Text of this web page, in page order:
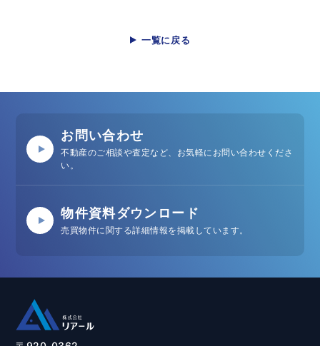
一覧に戻る
お問い合わせ
不動産のご相談や査定など、お気軽にお問い合わせくださ
い。
物件資料ダウンロード
売買物件に関する詳細情報を掲載しています。